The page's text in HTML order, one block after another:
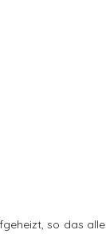
so das alle